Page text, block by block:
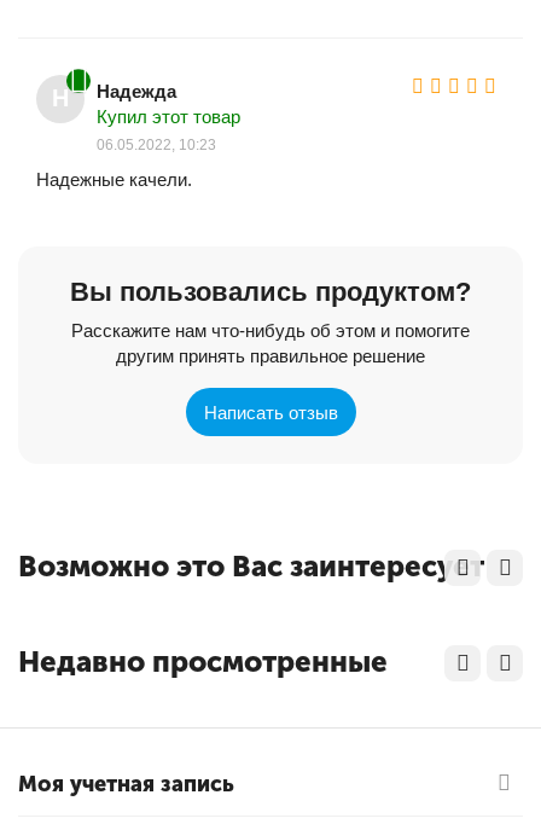
Н
Надежда
Купил этот товар
06.05.2022, 10:23
Надежные качели.
Вы пользовались продуктом?
Расскажите нам что-нибудь об этом и помогите
другим принять правильное решение
Написать отзыв
Возможно это Вас заинтересует
Недавно просмотренные
Моя учетная запись